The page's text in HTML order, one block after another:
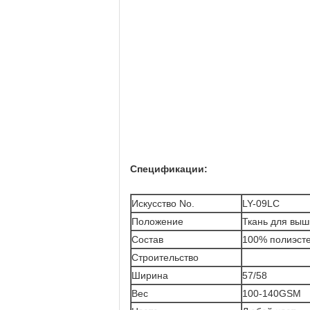
Спецификации:
Искусство No.
LY-09LC
Положение
Ткань для
Состав
100%
Строительство
Ширина
57/58
Вес
100-140GSM